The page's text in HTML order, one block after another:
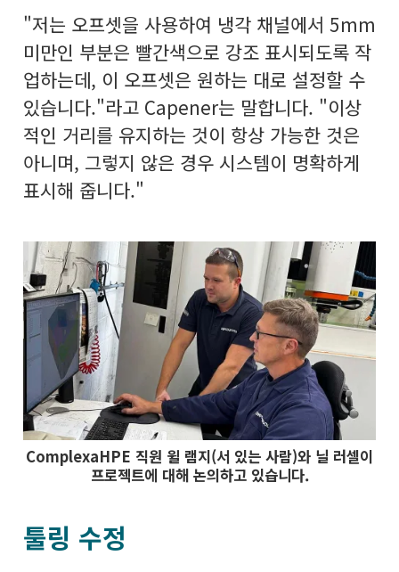
"저는 오프셋을 사용하여 냉각 채널에서 5mm
미만인 부분은 빨간색으로 강조 표시되도록 작
업하는데, 이 오프셋은 원하는 대로 설정할 수
있습니다."라고 Capener는 말합니다. "이상
적인 거리를 유지하는 것이 항상 가능한 것은
아니며, 그렇지 않은 경우 시스템이 명확하게
표시해 줍니다."
ComplexaHPE 직원 윌 램지(서 있는 사람)와 닐 러셀이
프로젝트에 대해 논의하고 있습니다.
툴링 수정